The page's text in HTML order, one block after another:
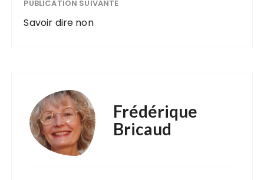
PUBLICATION SUIVANTE
Savoir dire non
Frédérique
Bricaud